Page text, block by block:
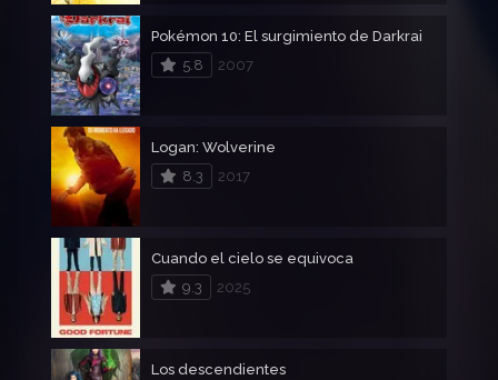
Pokémon 10: El surgimiento de Darkrai
5.8
2007
Logan: Wolverine
8.3
2017
Cuando el cielo se equivoca
9.3
2025
Los descendientes